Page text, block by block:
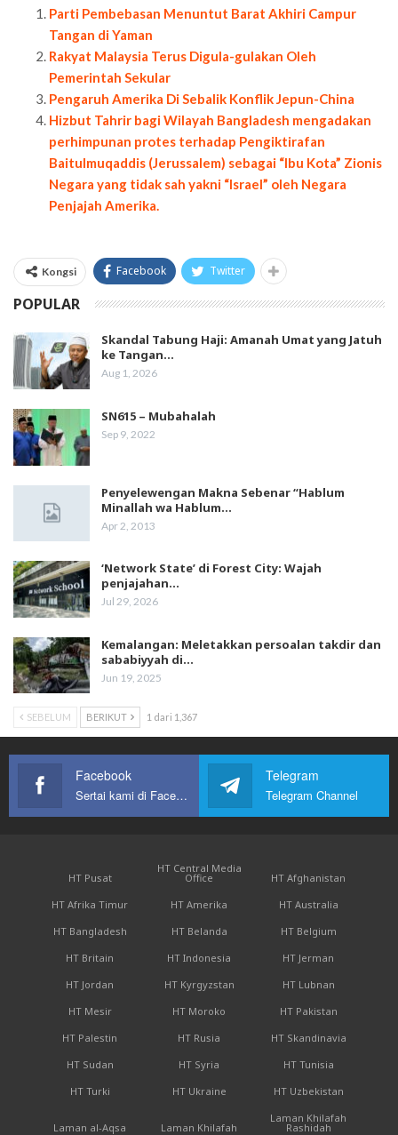
Parti Pembebasan Menuntut Barat Akhiri Campur
Tangan di Yaman
Rakyat Malaysia Terus Digula-gulakan Oleh
Pemerintah Sekular
Pengaruh Amerika Di Sebalik Konflik Jepun-China
Hizbut Tahrir bagi Wilayah Bangladesh mengadakan
perhimpunan protes terhadap Pengiktirafan
Baitulmuqaddis (Jerussalem) sebagai “Ibu Kota” Zionis
Negara yang tidak sah yakni “Israel” oleh Negara
Penjajah Amerika.
Kongsi Facebook Twitter
POPULAR
Skandal Tabung Haji: Amanah Umat yang Jatuh
ke Tangan…
Aug 1, 2026
SN615 – Mubahalah
Sep 9, 2022
Penyelewengan Makna Sebenar “Hablum
Minallah wa Hablum…
Apr 2, 2013
‘Network State’ di Forest City: Wajah
penjajahan…
Jul 29, 2026
Kemalangan: Meletakkan persoalan takdir dan
sababiyyah di…
Jun 19, 2025
SEBELUM BERIKUT 1 dari 1,367
Facebook
Sertai kami di Facebook
Telegram
Telegram Channel
HT Pusat
HT Central Media
Office
HT Afghanistan
HT Afrika Timur
HT Amerika
HT Australia
HT Bangladesh
HT Belanda
HT Belgium
HT Britain
HT Indonesia
HT Jerman
HT Jordan
HT Kyrgyzstan
HT Lubnan
HT Mesir
HT Moroko
HT Pakistan
HT Palestin
HT Rusia
HT Skandinavia
HT Sudan
HT Syria
HT Tunisia
HT Turki
HT Ukraine HT Uzbekistan
Laman al-Aqsa Laman Khilafah
Laman Khilafah
Rashidah